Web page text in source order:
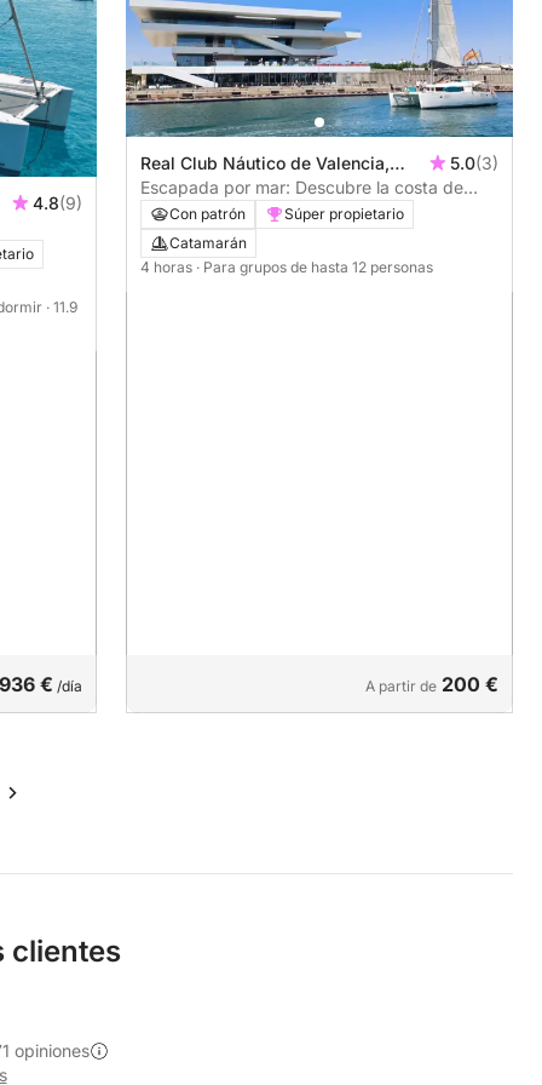
4.8(9)
· 11.9
936 € /día
Real Club Náutico de Valencia,
Valencia, España
5.0(3)
Escapada por mar: Descubre la costa de
Valencia
Con patrón
Súper propietario
Catamarán
4 horas · Para grupos de hasta 12 personas
A partir de 200 €
clientes
opiniones